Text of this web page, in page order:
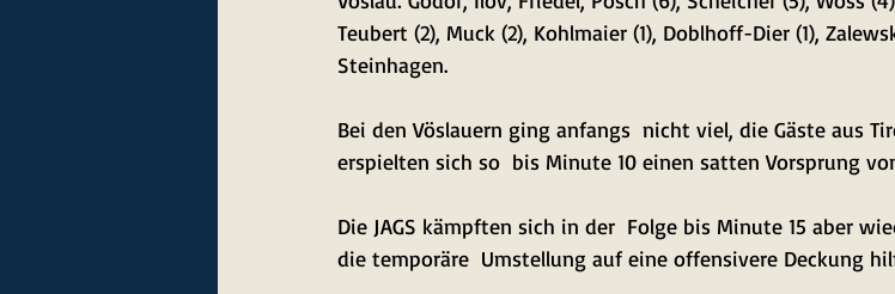
Teubert (2), Muck (2), Kohlmaier (1), Doblhoff-Dier (1),
Steinhagen.
Bei den Vöslauern ging anfangs  nicht viel, die Gäste aus
erspielten sich so  bis Minute 10 einen satten Vorsprung
Die JAGS kämpften sich in der  Folge bis Minute 15 aber
die temporäre  Umstellung auf eine offensivere Deckung